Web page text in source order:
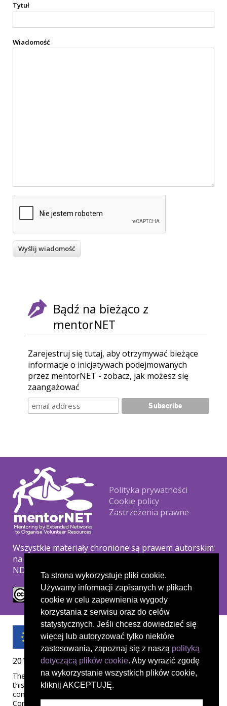
Ta strona wykorzystuje pliki cookie.
Używamy informacji zapisanych w plikach
cookie w celu zapewnienia wygody
korzystania z serwisu oraz do celów
statystycznych. Jeśli chcesz dowiedzieć się
więcej lub autoryzować tylko niektóre
zastosowania, zapoznaj się z naszą polityką
dotyczącą plików cookie. Aby wyrazić zgodę
na wykorzystanie wszystkich plików cookie,
kliknij AKCEPTUJĘ.
Tytuł
Wiadomość
Bądź na bieżąco z
mentorNET
Zarejestruj się tutaj, aby otrzymywać bieżące
informacje o inicjatywach podejmowanych
przez mentorNET - zobacz, jak możesz się
zaangażować
Footer
Polityka prywatności
Cookie policy
Zastrzeżenia prawne
Wszystkie materiały chronione są prawem autorskim
na podstawie licencji Creative Commons CC BY-NC-
ND.
2019-1-UK01-KA204-061657
The European Commission's support for the production of
this publication does not constitute an endorsement of the
contents, which reflect the views only of the authors, and the
Commission cannot be held responsible for any use which